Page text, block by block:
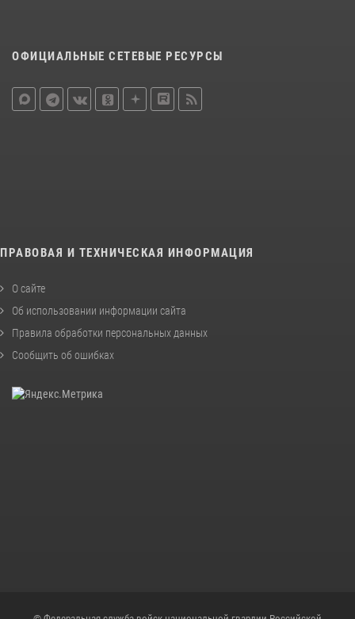
ОФИЦИАЛЬНЫЕ СЕТЕВЫЕ РЕСУРСЫ
ПРАВОВАЯ И ТЕХНИЧЕСКАЯ ИНФОРМАЦИЯ
О сайте
Об использовании информации сайта
Правила обработки персональных данных
Сообщить об ошибках